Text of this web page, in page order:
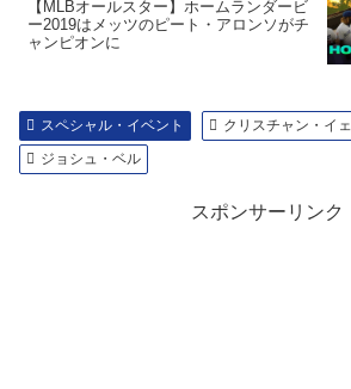
【MLBオールスター】ホームランダービ
ー2019はメッツのピート・アロンソがチ
ャンピオンに
スペシャル・イベント
クリスチャン・イ
ジョシュ・ベル
スポンサーリンク